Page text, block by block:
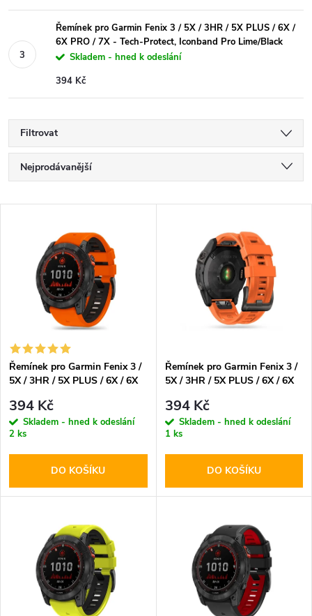
Řemínek pro Garmin Fenix 3 / 5X / 3HR / 5X PLUS / 6X /
6X PRO / 7X - Tech-Protect, Iconband Pro Lime/Black
Skladem - hned k odeslání
394 Kč
Filtrovat
Ř
a
í
p
r
o
d
Nejprodávanější
Abecedně
s
p
r
o
d
Řemínek pro Garmin Fenix 3 /
5X / 3HR / 5X PLUS / 6X / 6X
Iconband Pro Orange/Black
394 Kč
Skladem - hned k odeslání
2 ks
DO KOŠÍKU
Řemínek pro Garmin Fenix 3 /
5X / 3HR / 5X PLUS / 6X / 6X
Iconband Orange
394 Kč
Skladem - hned k odeslání
1 ks
DO KOŠÍKU